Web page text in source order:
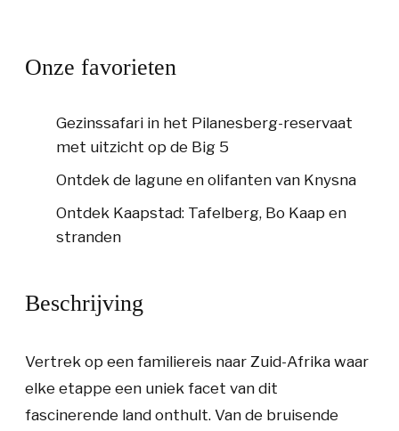
Beschrijving
Vertrek op een familiereis naar Zuid-Afrika waar
elke etappe een uniek facet van dit
fascinerende land onthult. Van de bruisende
Onze favorieten
Gezinssafari in het Pilanesberg-reservaat
met uitzicht op de Big 5
Ontdek de lagune en olifanten van Knysna
Ontdek Kaapstad: Tafelberg, Bo Kaap en
stranden